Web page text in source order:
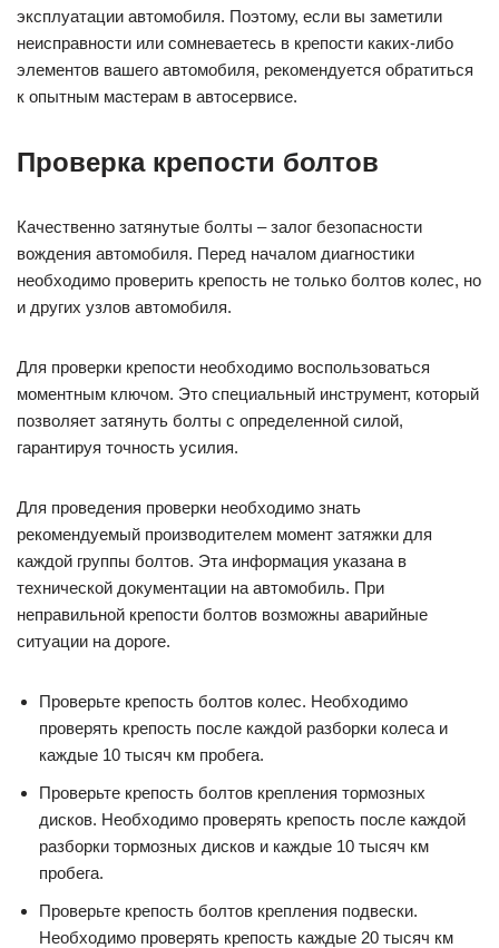
эксплуатации автомобиля. Поэтому, если вы заметили
неисправности или сомневаетесь в крепости каких-либо
элементов вашего автомобиля, рекомендуется обратиться
к опытным мастерам в автосервисе.
Проверка крепости болтов
Качественно затянутые болты – залог безопасности
вождения автомобиля. Перед началом диагностики
необходимо проверить крепость не только болтов колес, но
и других узлов автомобиля.
Для проверки крепости необходимо воспользоваться
моментным ключом. Это специальный инструмент, который
позволяет затянуть болты с определенной силой,
гарантируя точность усилия.
Для проведения проверки необходимо знать
рекомендуемый производителем момент затяжки для
каждой группы болтов. Эта информация указана в
технической документации на автомобиль. При
неправильной крепости болтов возможны аварийные
ситуации на дороге.
Проверьте крепость болтов колес. Необходимо
проверять крепость после каждой разборки колеса и
каждые 10 тысяч км пробега.
Проверьте крепость болтов крепления тормозных
дисков. Необходимо проверять крепость после каждой
разборки тормозных дисков и каждые 10 тысяч км
пробега.
Проверьте крепость болтов крепления подвески.
Необходимо проверять крепость каждые 20 тысяч км